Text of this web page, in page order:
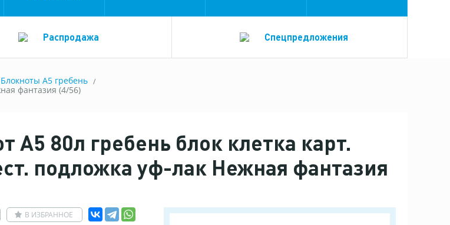
Распродажа Спецпредложения
Блокноты А5 гребень
фантазия (4/56)
А5 80л гребень блок клетка карт.
подложка уф-лак Нежная фантазия
В ИЗБРАННОЕ